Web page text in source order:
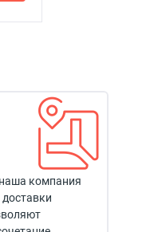
компания